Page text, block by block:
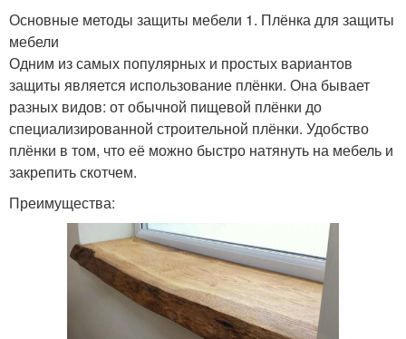
Основные методы защиты мебели 1. Плёнка для защиты
мебели
Одним из самых популярных и простых вариантов
защиты является использование плёнки. Она бывает
разных видов: от обычной пищевой плёнки до
специализированной строительной плёнки. Удобство
плёнки в том, что её можно быстро натянуть на мебель и
закрепить скотчем.
Преимущества: